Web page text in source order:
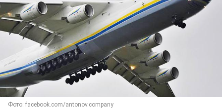
Фото: facebook.com/antonov.company